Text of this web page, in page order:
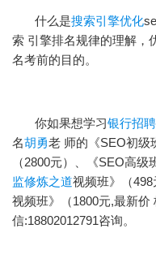
什么是搜索引擎优化
索 引擎排名规律的理解，
名考前的目的。
你如果想学习银行招
名胡勇老 师的《SEO初级
（2800元）、《SEO高
监修炼之道视频班》（498
视频班》（1800元,最新价
信:18802012791咨询。